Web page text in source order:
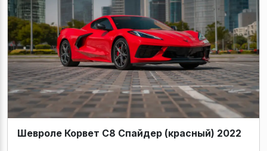
Шевроле Корвет С8 Спайдер (красный) 2022